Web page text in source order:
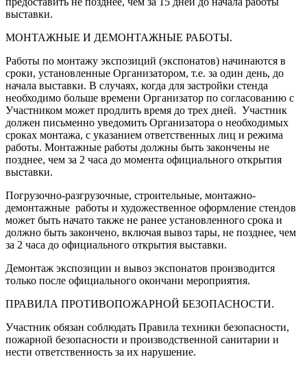
выставки.
МОНТАЖНЫЕ И ДЕМОНТАЖНЫЕ РАБОТЫ.
Работы по монтажу экспозиций (экспонатов) начинаются в
сроки, установленные Организатором, т.е. за один день, до
начала выставки. В случаях, когда для застройки стенда
необходимо больше времени Организатор по согласованию с
Участником может продлить время до трех дней. Участник
должен письменно уведомить Организатора о необходимых
сроках монтажа, с указанием ответственных лиц и режима
работы. Монтажные работы должны быть закончены не
позднее, чем за 2 часа до момента официального открытия
выставки.
Погрузочно-разгрузочные, строительные, монтажно-
демонтажные работы и художественное оформление стендов
может быть начато также не ранее установленного срока и
должно быть закончено, включая вывоз тары, не позднее, чем
за 2 часа до официального открытия выставки.
Демонтаж экспозиции и вывоз экспонатов производится
только после официального окончани мероприятия.
ПРАВИЛА ПРОТИВОПОЖАРНОЙ БЕЗОПАСНОСТИ.
Участник обязан соблюдать Правила техники безопасности,
пожарной безопасности и производственной санитарии и
нести ответственность за их нарушение.